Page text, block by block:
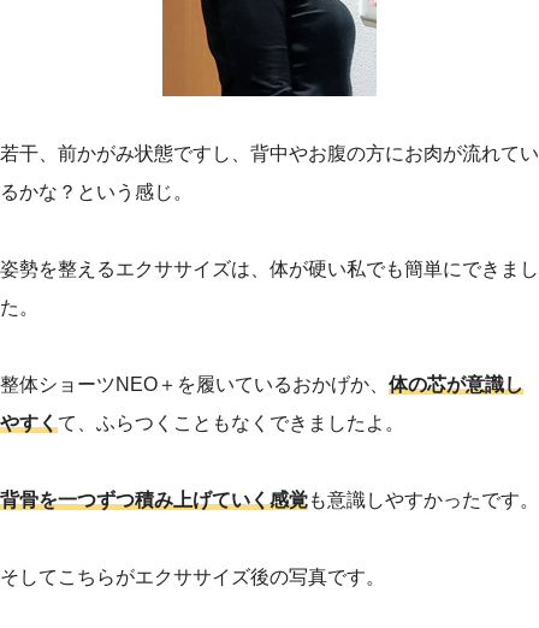
若干、前かがみ状態ですし、背中やお腹の方にお肉が流れてい
るかな？という感じ。
姿勢を整えるエクササイズは、体が硬い私でも簡単にできまし
た。
整体ショーツNEO＋を履いているおかげか、 体の芯が意識し
やすくて、ふらつくこともなくできましたよ。
背骨を一つずつ積み上げていく感覚も意識しやすかったです。
そしてこちらがエクササイズ後の写真です。